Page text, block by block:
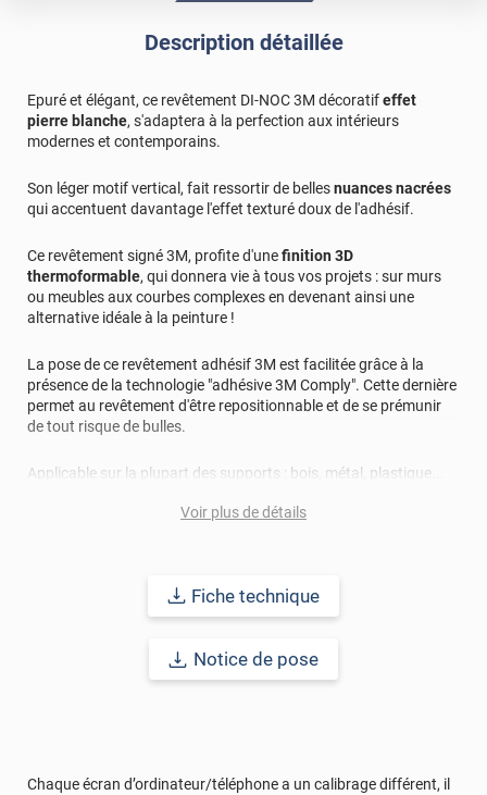
Description détaillée
Epuré et élégant, ce revêtement DI-NOC 3M décoratifeffet
pierre blanche, s'adaptera à la perfection aux intérieurs
modernes et contemporains.
Son léger motif vertical, fait ressortir de bellesnuances nacrées
qui accentuent davantage l'effet texturé doux de l'adhésif.
Ce revêtement signé 3M, profite d'unefinition 3D
thermoformable, qui donnera vie à tous vos projets : sur murs
ou meubles aux courbes complexes en devenant ainsi une
alternative idéale à la peinture !
La pose de ce revêtement adhésif 3M est facilitée grâce à la
présence de la technologie "adhésive 3M Comply". Cette dernière
permet au revêtement d'être repositionnable et de se prémunir
de tout risque de bulles.
Applicable sur la plupart des supports : bois, métal, plastique...
intérieure et extérieure allant jusqu'à 15 ans.
Voir plus de détails
Fiche technique
Notice de pose
Chaque écran d’ordinateur/téléphone a un calibrage différent, il